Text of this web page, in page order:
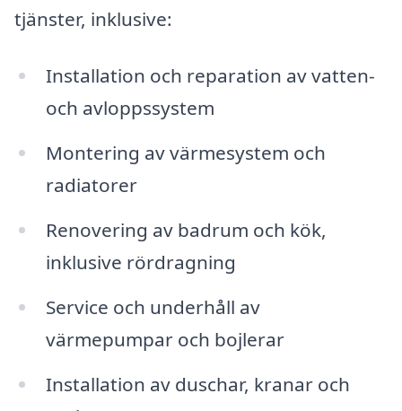
tjänster, inklusive:
Installation och reparation av vatten-
och avloppssystem
Montering av värmesystem och
radiatorer
Renovering av badrum och kök,
inklusive rördragning
Service och underhåll av
värmepumpar och bojlerar
Installation av duschar, kranar och